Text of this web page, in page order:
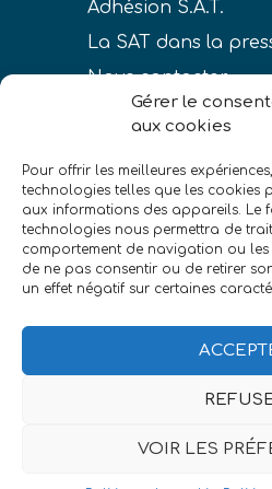
Gérer le
aux cookies
Pour offrir les meilleures
technologies telles que les cookies
aux informations des appareils. Le
technologies nous permettra de
comportement de navigation ou les
de ne pas consentir ou de retirer
un effet négatif sur certaines
VOIR LES
Adhésion S.A.T.
La SAT dans la
Nous contacter
LIENS
Conditions
Politique de
©Société astronomique